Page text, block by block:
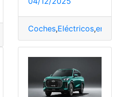
fabrican,Híbridos ,venden
Coches,Eléctricos,